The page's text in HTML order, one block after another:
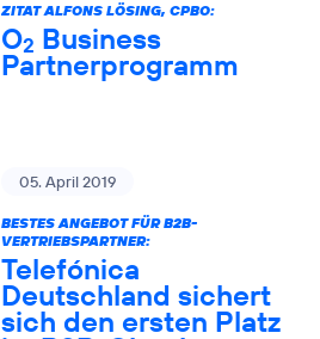
ZITAT ALFONS LÖSING, CPBO:
O2 Business
Partnerprogramm
05. April 2019
BESTES ANGEBOT FÜR B2B-
VERTRIEBSPARTNER:
Telefónica
Deutschland sichert
sich den ersten Platz